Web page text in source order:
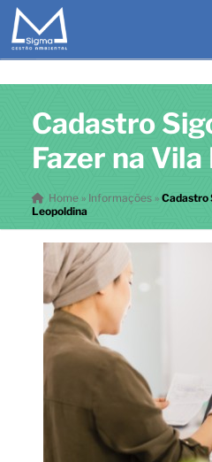
Cadastro
Fazer na
Home» Informações » Cadastro
Leopoldina